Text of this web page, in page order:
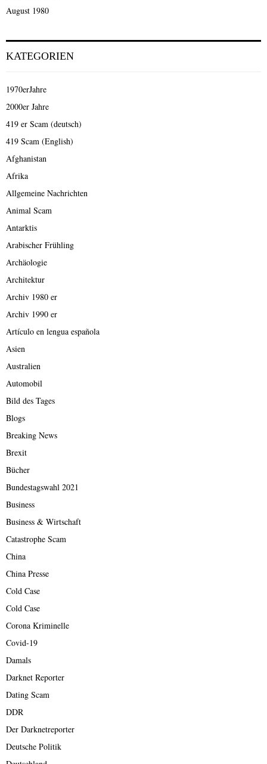
August 1980
KATEGORIEN
1970erJahre
2000er Jahre
419 er Scam (deutsch)
419 Scam (English)
Afghanistan
Afrika
Allgemeine Nachrichten
Animal Scam
Antarktis
Arabischer Frühling
Archäologie
Architektur
Archiv 1980 er
Archiv 1990 er
Artículo en lengua española
Asien
Australien
Automobil
Bild des Tages
Blogs
Breaking News
Brexit
Bücher
Bundestagswahl 2021
Business
Business & Wirtschaft
Catastrophe Scam
China
China Presse
Cold Case
Cold Case
Corona Kriminelle
Covid-19
Damals
Darknet Reporter
Dating Scam
DDR
Der Darknetreporter
Deutsche Politik